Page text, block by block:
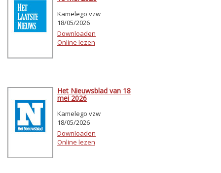
Kamelego vzw
18/05/2026
Downloaden
Online lezen
Het Nieuwsblad van 18
mei 2026
Kamelego vzw
18/05/2026
Downloaden
Online lezen